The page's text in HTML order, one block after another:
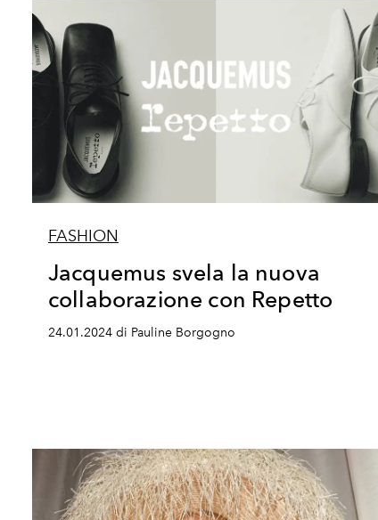
FASHION
Jacquemus svela la nuova
collaborazione con Repetto
24.01.2024 di Pauline Borgogno